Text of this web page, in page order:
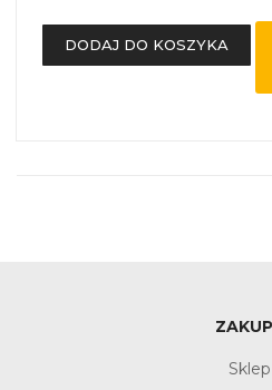
DODAJ DO KOSZYKA
Sklep